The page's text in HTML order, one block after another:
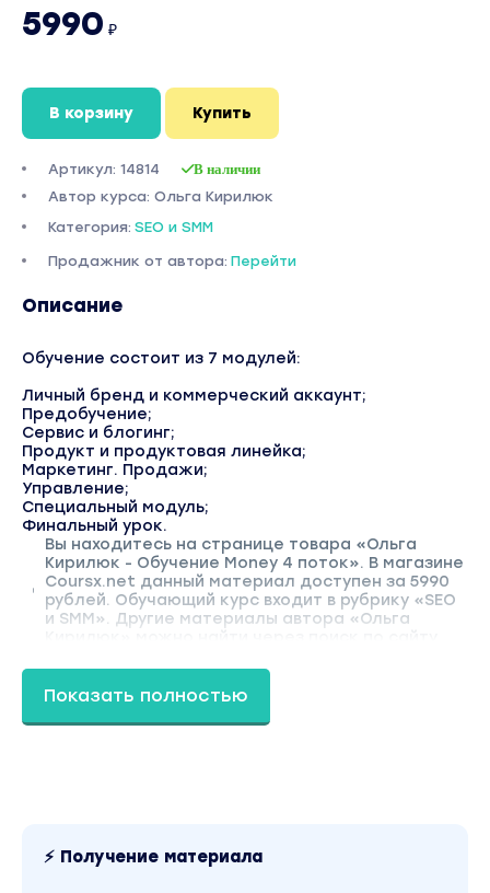
5990 ₽
В корзину Купить
Артикул: 14814 В наличии
Автор курса: Ольга Кирилюк
Категория: SEO и SMM
Продажник от автора: Перейти
Описание
Обучение состоит из 7 модулей:
Личный бренд и коммерческий аккаунт;
Предобучение;
Сервис и блогинг;
Продукт и продуктовая линейка;
Маркетинг. Продажи;
Управление;
Специальный модуль;
Финальный урок.
Вы находитесь на странице товара «Ольга
Кирилюк - Обучение Money 4 поток». В магазине
Coursx.net данный материал доступен за 5990
рублей. Обучающий курс входит в рубрику «SEO
и SMM». Другие материалы автора «Ольга
Показать полностью
⚡ Получение материала